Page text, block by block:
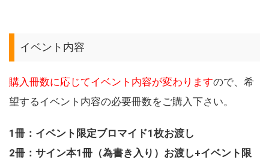
イベント内容
購入冊数に応じてイベント内容が変わりますので、希
望するイベント内容の必要冊数をご購入下さい。
1冊：イベント限定ブロマイド1枚お渡し
2冊：サイン本1冊（為書き入り）お渡し+イベント限